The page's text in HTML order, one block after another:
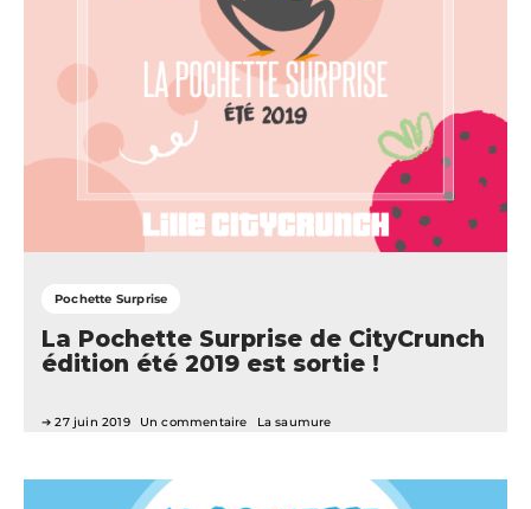
Pochette Surprise
La Pochette Surprise de CityCrunch
édition été 2019 est sortie !
27 juin 2019 Un commentaire La saumure